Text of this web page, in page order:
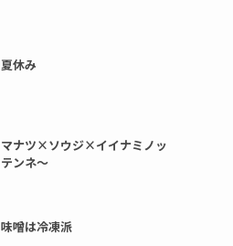
夏休み
マナツ×ソウジ×イイナミノッ
テンネ～
味噌は冷凍派